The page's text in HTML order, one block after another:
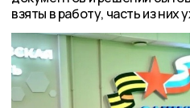
взяты в работу, часть из них